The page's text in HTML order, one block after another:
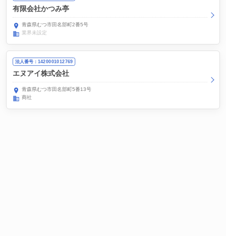
有限会社かつみ亭
青森県むつ市田名部町2番5号
業界未設定
法人番号：1420001012769
エヌアイ株式会社
青森県むつ市田名部町5番13号
商社